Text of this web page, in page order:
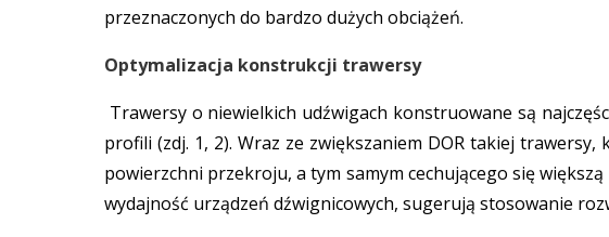
przeznaczonych do bardzo dużych obciążeń.
Optymalizacja konstrukcji trawersy
Trawersy o niewielkich udźwigach konstruowane są
profili (zdj. 1, 2). Wraz ze zwiększaniem DOR takiej
powierzchni przekroju, a tym samym cechującego się
wydajność urządzeń dźwignicowych, sugerują stosowanie